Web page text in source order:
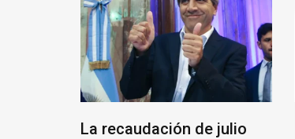
La recaudación de julio